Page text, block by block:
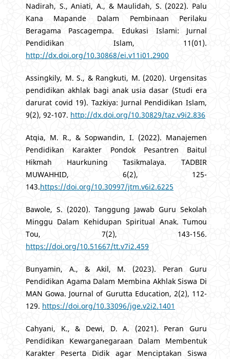
Nadirah, S., Aniati, A., & Maulidah, S. (2022). Palu
Kana Mapande Dalam Pembinaan Perilaku
Beragama Pascagempa. Edukasi Islami: Jurnal
Pendidikan Islam, 11(01).
http://dx.doi.org/10.30868/ei.v11i01.2900
Assingkily, M. S., & Rangkuti, M. (2020). Urgensitas
pendidikan akhlak bagi anak usia dasar (Studi era
darurat covid 19). Tazkiya: Jurnal Pendidikan Islam,
9(2), 92-107. http://dx.doi.org/10.30829/taz.v9i2.836
Atqia, M. R., & Sopwandin, I. (2022). Manajemen
Pendidikan Karakter Pondok Pesantren Baitul
Hikmah Haurkuning Tasikmalaya. TADBIR
MUWAHHID, 6(2), 125-
143.https://doi.org/10.30997/jtm.v6i2.6225
Bawole, S. (2020). Tanggung Jawab Guru Sekolah
Minggu Dalam Kehidupan Spiritual Anak. Tumou
Tou, 7(2), 143-156.
https://doi.org/10.51667/tt.v7i2.459
Bunyamin, A., & Akil, M. (2023). Peran Guru
Pendidikan Agama Dalam Membina Akhlak Siswa Di
MAN Gowa. Journal of Gurutta Education, 2(2), 112-
129. https://doi.org/10.33096/jge.v2i2.1401
Cahyani, K., & Dewi, D. A. (2021). Peran Guru
Pendidikan Kewarganegaraan Dalam Membentuk
Karakter Peserta Didik agar Menciptakan Siswa